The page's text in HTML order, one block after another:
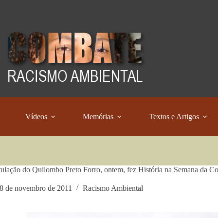
Vídeos Memórias Textos e Artigos
do Quilombo Preto Forro, ontem, fez História na Semana da
de novembro de 2011 Racismo Ambiental